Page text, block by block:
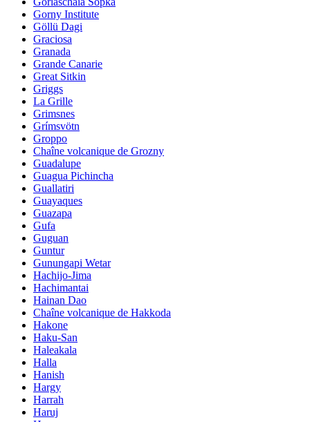
Gorny Institute
Göllü Dagi
Graciosa
Granada
Grande Canarie
Great Sitkin
Griggs
La Grille
Grimsnes
Grímsvötn
Groppo
Chaîne volcanique de Grozny
Guadalupe
Guagua Pichincha
Guallatiri
Guayaques
Guazapa
Gufa
Guguan
Guntur
Gunungapi Wetar
Hachijo-Jima
Hachimantai
Hainan Dao
Chaîne volcanique de Hakkoda
Hakone
Haku-San
Haleakala
Halla
Hanish
Hargy
Harrah
Haruj